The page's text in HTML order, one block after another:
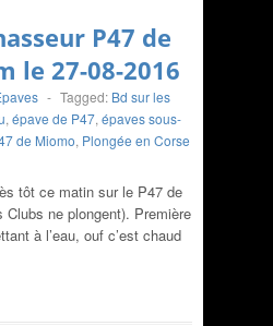
P47 de
le 27-08-2016
- Tagged: Bd sur les
, épave de P47, épaves sous-
de Miomo, Plongée en Corse
tôt ce matin sur le P47 de
Clubs ne plongent). Première
à l’eau, ouf c’est chaud